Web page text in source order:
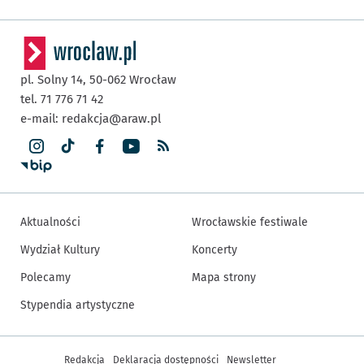
pl. Solny 14, 50-062 Wrocław
tel. 71 776 71 42
e-mail: redakcja@araw.pl
Aktualności
Wydział Kultury
Polecamy
Stypendia artystyczne
Wrocławskie festiwale
Koncerty
Mapa strony
Inne informacje
Redakcja Deklaracja dostępności Newsletter